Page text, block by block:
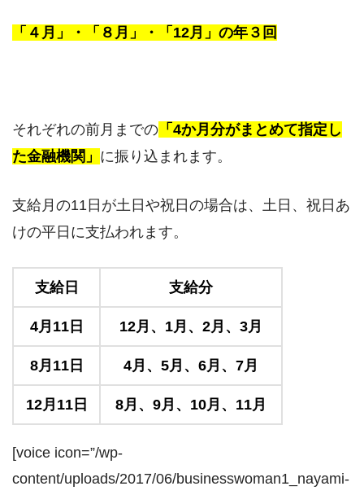
「４月」・「８月」・「12月」の年３回
それぞれの前月までの 「4か月分がまとめて指定し
た金融機関」 に振り込まれます。
支給月の11日が土日や祝日の場合は、土日、祝日あ
けの平日に支払われます。
支給日 支給分
4月11日 12月、1月、2月、3月
8月11日 4月、5月、6月、7月
12月11日 8月、9月、10月、11月
[voice icon=”/wp-
content/uploads/2017/06/businesswoman1_nayami-